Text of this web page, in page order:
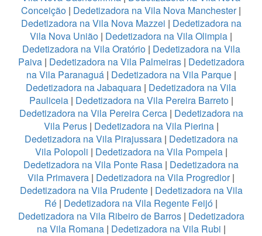
Conceição | Dedetizadora na Vila Nova Manchester|
Dedetizadora na Vila Nova Mazzei | Dedetizadora na
Vila Nova União | Dedetizadora na Vila Olimpia |
Dedetizadora na Vila Oratório| Dedetizadora na Vila
Paiva| Dedetizadora na Vila Palmeiras| Dedetizadora
na Vila Paranaguá| Dedetizadora na Vila Parque|
Dedetizadora na Jabaquara | Dedetizadora na Vila
Pauliceia| Dedetizadora na Vila Pereira Barreto|
Dedetizadora na Vila Pereira Cerca| Dedetizadora na
Vila Perus| Dedetizadora na Vila Pierina|
Dedetizadora na Vila Pirajussara| Dedetizadora na
Vila Polopoli | Dedetizadora na Vila Pompeia|
Dedetizadora na Vila Ponte Rasa | Dedetizadora na
Vila Primavera | Dedetizadora na Vila Progredior|
Dedetizadora na Vila Prudente| Dedetizadora na Vila
Ré | Dedetizadora na Vila Regente Feijó |
Dedetizadora na Vila Ribeiro de Barros| Dedetizadora
na Vila Romana| Dedetizadora na Vila Rubi |